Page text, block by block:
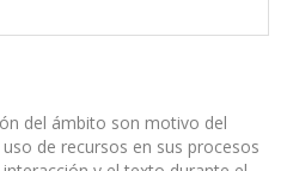
del ámbito son motivo del
de recursos en sus procesos